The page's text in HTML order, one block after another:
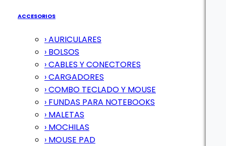
ACCESORIOS
› AURICULARES
› BOLSOS
› CABLES Y CONECTORES
› CARGADORES
› COMBO TECLADO Y MOUSE
› FUNDAS PARA NOTEBOOKS
› MALETAS
› MOCHILAS
› MOUSE PAD